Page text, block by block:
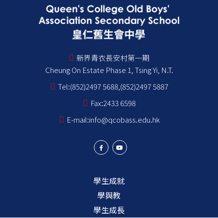
新界青衣長安村第一期
Cheung On Estate Phase 1, Tsing Yi, N.T.
Tel:(852)2497 5688,(852)2497 5887
Fax:2433 6598
E-mail:info@qcobass.edu.hk
學生成就
學與教
學生成長